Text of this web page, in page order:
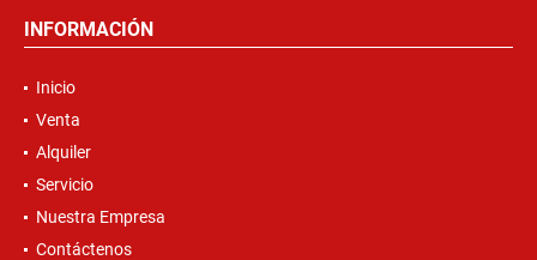
INFORMACIÓN
Inicio
Venta
Alquiler
Servicio
Nuestra Empresa
Contáctenos